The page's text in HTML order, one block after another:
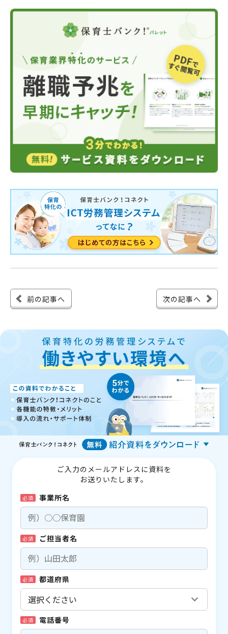
前の記事へ 次の記事へ
ご入力のメールアドレスに資料を
お送りいたします。
必須 事業所名
必須 ご担当者名
必須 都道府県
必須 電話番号